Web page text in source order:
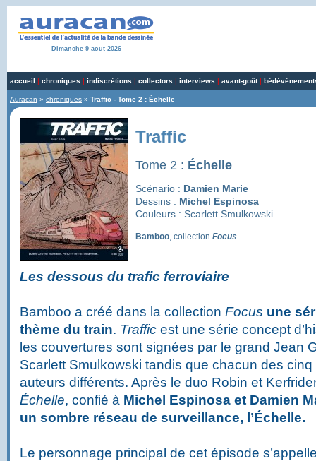
Dimanche 9 aout 2026
accueil | chroniques | indiscrétions | collectors | interviews | avant-goût|
Auracan » chroniques » Traffic - Tome 2 : Échelle
Traffic
Tome 2 : Échelle
Scénario : Damien Marie
Dessins : Michel Espinosa
Couleurs : Scarlett Smulkowski
Bamboo, collection Focus
Les dessous du trafic ferroviaire
Bamboo a créé dans la collection Focus une
thème du train. Traffic est une série concept
les couvertures sont signées par le grand Jean
Scarlett Smulkowski tandis que chacun des
auteurs différents. Après le duo Robin et
Échelle, confié à Michel Espinosa et Damien
un sombre réseau de surveillance, l’Échelle.
Le personnage principal de cet épisode